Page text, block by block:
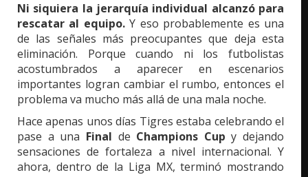
Ni siquiera la jerarquía individual alcanzó para
rescatar al equipo.Y eso probablemente es una
de las señales más preocupantes que deja esta
eliminación. Porque cuando ni los futbolistas
acostumbrados a aparecer en escenarios
importantes logran cambiar el rumbo, entonces el
problema va mucho más allá de una mala noche.
Hace apenas unos días Tigres estaba celebrando el
pase a una Final de Champions Cup y dejando
sensaciones de fortaleza a nivel internacional. Y
ahora, dentro de la Liga MX, terminó mostrando